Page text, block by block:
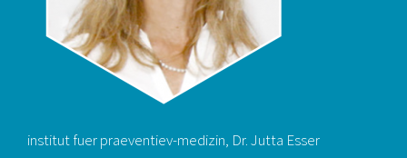
institut fuer praeventiev-medizin, Dr. Jutta Esser